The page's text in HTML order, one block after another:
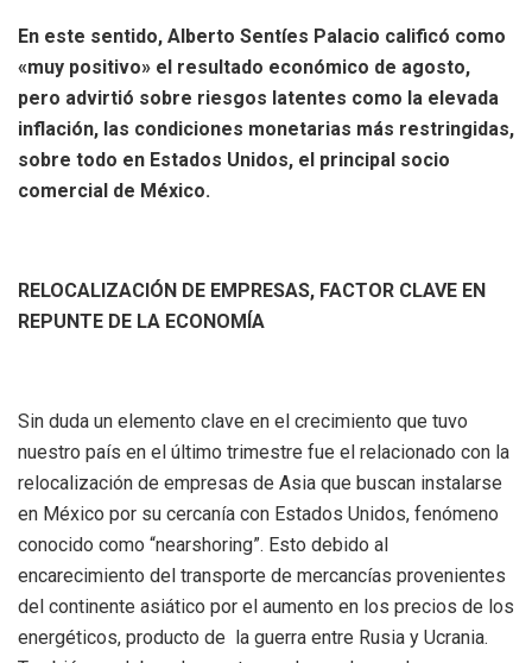
En este sentido, Alberto Sentíes Palacio calificó como
«muy positivo» el resultado económico de agosto,
pero advirtió sobre riesgos latentes como la elevada
inflación, las condiciones monetarias más restringidas,
sobre todo en Estados Unidos, el principal socio
comercial de México.
RELOCALIZACIÓN DE EMPRESAS, FACTOR CLAVE EN
REPUNTE DE LA ECONOMÍA
Sin duda un elemento clave en el crecimiento que tuvo
nuestro país en el último trimestre fue el relacionado con la
relocalización de empresas de Asia que buscan instalarse
en México por su cercanía con Estados Unidos, fenómeno
conocido como “nearshoring”. Esto debido al
encarecimiento del transporte de mercancías provenientes
del continente asiático por el aumento en los precios de los
energéticos, producto de la guerra entre Rusia y Ucrania.